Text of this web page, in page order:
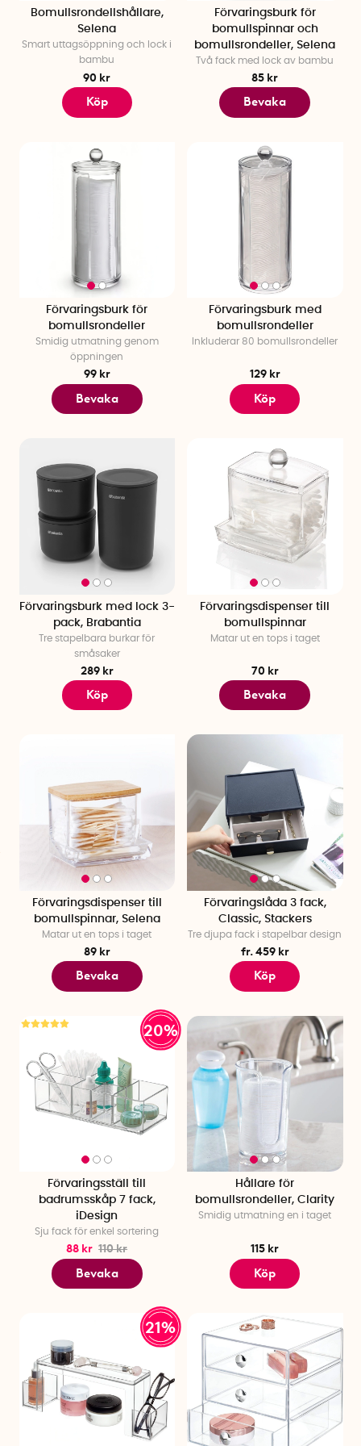
Bomullsrondellshållare,
Selena
Smart uttagsöppning och lock i
bambu
90 kr
Köp
Förvaringsburk för
bomullspinnar och
bomullsrondeller, Selena
Två fack med lock av bambu
85 kr
Bevaka
Förvaringsburk för
bomullsrondeller
Smidig utmatning genom
öppningen
99 kr
Bevaka
Förvaringsburk med
bomullsrondeller
Inkluderar 80 bomullsrondeller
129 kr
Köp
Förvaringsburk med lock 3-
pack, Brabantia
Tre stapelbara burkar för
småsaker
289 kr
Köp
Förvaringsdispenser till
bomullspinnar
Matar ut en tops i taget
70 kr
Bevaka
Förvaringsdispenser till
bomullspinnar, Selena
Matar ut en tops i taget
89 kr
Bevaka
Förvaringslåda 3 fack,
Classic, Stackers
Tre djupa fack i stapelbar design
fr. 459 kr
Köp
20%
Förvaringsställ till
badrumsskåp 7 fack,
iDesign
Sju fack för enkel sortering
88 kr 110 kr
Bevaka
Hållare för
bomullsrondeller, Clarity
Smidig utmatning en i taget
115 kr
Köp
21%